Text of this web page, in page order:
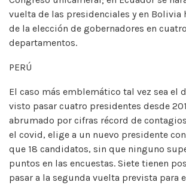
vuelta de las presidenciales y en Bolivia
de la elección de gobernadores en cuatro
departamentos.
PERÚ
El caso más emblemático tal vez sea el
visto pasar cuatro presidentes desde
abrumado por cifras récord de
el covid, elige a un nuevo presidente
que 18 candidatos, sin que ninguno
puntos en las encuestas. Siete tienen
pasar a la segunda vuelta prevista para